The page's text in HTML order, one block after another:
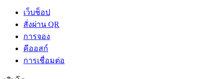
เว็บช็อป
สั่งผ่าน QR
การจอง
คีออสก์
การเชื่อมต่อ